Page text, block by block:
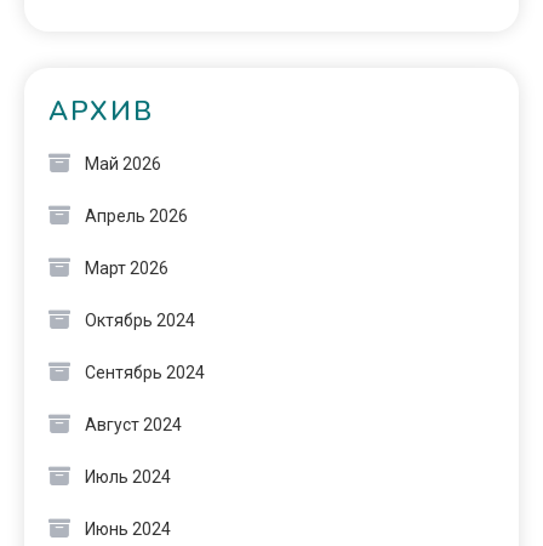
АРХИВ
Май 2026
Апрель 2026
Март 2026
Октябрь 2024
Сентябрь 2024
Август 2024
Июль 2024
Июнь 2024